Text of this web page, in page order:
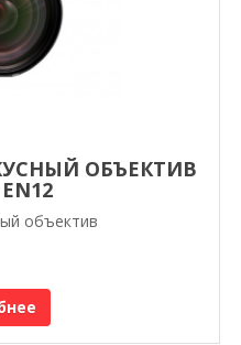
ОБЪЕКТИВ
объектив